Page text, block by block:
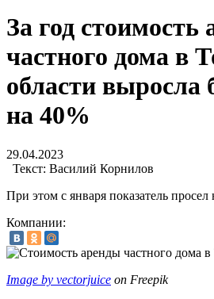
За год стоимость
частного дома в
области выросла
на 40%
29.04.2023
Текст: Василий Корнилов
При этом с января показатель просел
Компании:
Image by vectorjuice on Freepik